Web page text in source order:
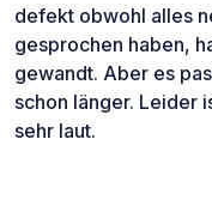
defekt obwohl alles
gesprochen haben,
gewandt. Aber es
schon länger. Leider
sehr laut.